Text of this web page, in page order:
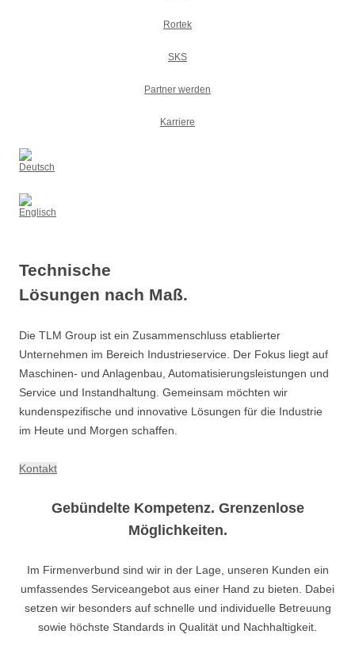
Rortek
SKS
Partner werden
Karriere
Technische
Lösungen nach Maß.
Die TLM Group ist ein Zusammenschluss etablierter
Unternehmen im Bereich Industrieservice. Der Fokus liegt auf
Maschinen- und Anlagenbau, Automatisierungsleistungen und
Service und Instandhaltung. Gemeinsam möchten wir
kundenspezifische und innovative Lösungen für die Industrie
im Heute und Morgen schaffen.
Kontakt
Gebündelte Kompetenz. Grenzenlose
Möglichkeiten.
Im Firmenverbund sind wir in der Lage, unseren Kunden ein
umfassendes Serviceangebot aus einer Hand zu bieten. Dabei
setzen wir besonders auf schnelle und individuelle Betreuung
sowie höchste Standards in Qualität und Nachhaltigkeit.